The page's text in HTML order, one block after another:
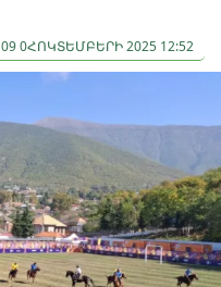
09 0ՀՈԿՏԵՄԲԵՐԻ 2025 12:52